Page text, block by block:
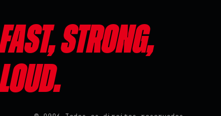
Fast, Strong,
Loud.